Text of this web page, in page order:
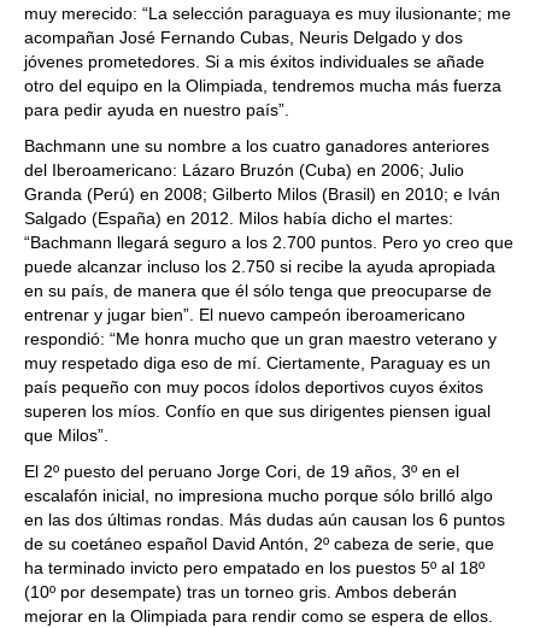
muy merecido: “La selección paraguaya es muy ilusionante; me
acompañan José Fernando Cubas, Neuris Delgado y dos
jóvenes prometedores. Si a mis éxitos individuales se añade
otro del equipo en la Olimpiada, tendremos mucha más fuerza
para pedir ayuda en nuestro país”.
Bachmann une su nombre a los cuatro ganadores anteriores
del Iberoamericano: Lázaro Bruzón (Cuba) en 2006; Julio
Granda (Perú) en 2008; Gilberto Milos (Brasil) en 2010; e Iván
Salgado (España) en 2012. Milos había dicho el martes:
“Bachmann llegará seguro a los 2.700 puntos. Pero yo creo que
puede alcanzar incluso los 2.750 si recibe la ayuda apropiada
en su país, de manera que él sólo tenga que preocuparse de
entrenar y jugar bien”. El nuevo campeón iberoamericano
respondió: “Me honra mucho que un gran maestro veterano y
muy respetado diga eso de mí. Ciertamente, Paraguay es un
país pequeño con muy pocos ídolos deportivos cuyos éxitos
superen los míos. Confío en que sus dirigentes piensen igual
que Milos”.
El 2º puesto del peruano Jorge Cori, de 19 años, 3º en el
escalafón inicial, no impresiona mucho porque sólo brilló algo
en las dos últimas rondas. Más dudas aún causan los 6 puntos
de su coetáneo español David Antón, 2º cabeza de serie, que
ha terminado invicto pero empatado en los puestos 5º al 18º
(10º por desempate) tras un torneo gris. Ambos deberán
mejorar en la Olimpiada para rendir como se espera de ellos.